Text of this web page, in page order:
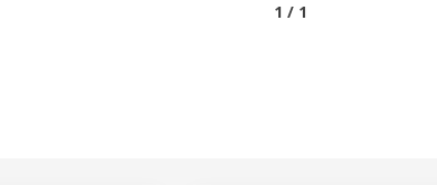
1 / 1